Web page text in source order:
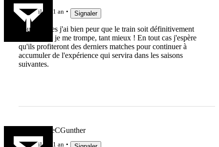
il y a 1 an Signaler
Pour Vannes j'ai bien peur que le train soit définitivement
passé. Et si je me trompe, tant mieux ! En tout cas j'espère
qu'ils profiteront des derniers matches pour continuer à
accumuler de l'expérience qui servira dans les saisons
suivantes.
lebonbernieCGunther
il y a 1 an